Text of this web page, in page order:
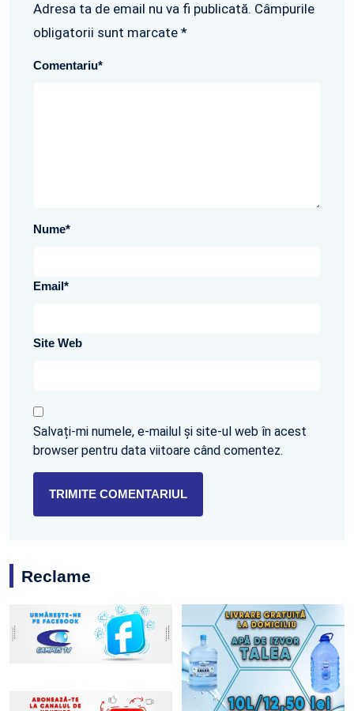
Adresa ta de email nu va fi publicată. Câmpurile
obligatorii sunt marcate *
Comentariu*
Nume*
Email*
Site Web
Salvați-mi numele, e-mailul și site-ul web în acest
browser pentru data viitoare când comentez.
Reclame